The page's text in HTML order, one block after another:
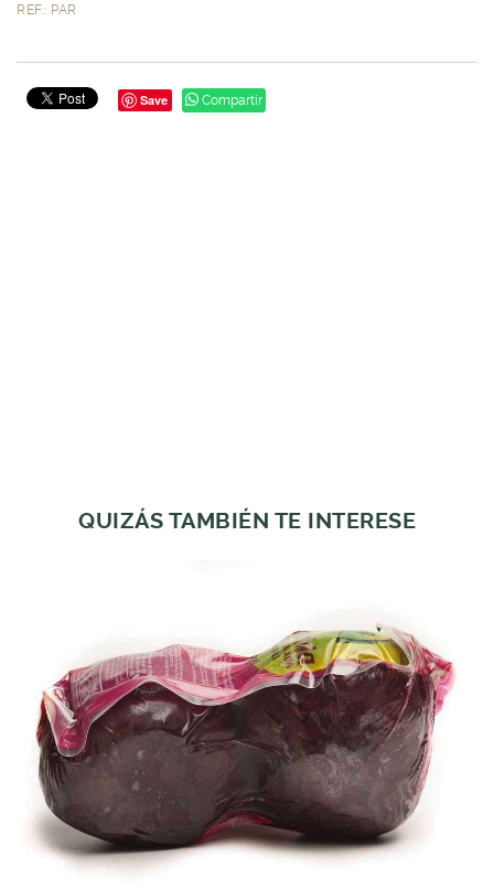
REF.: PAR
Save Compartir
QUIZÁS TAMBIÉN TE INTERESE